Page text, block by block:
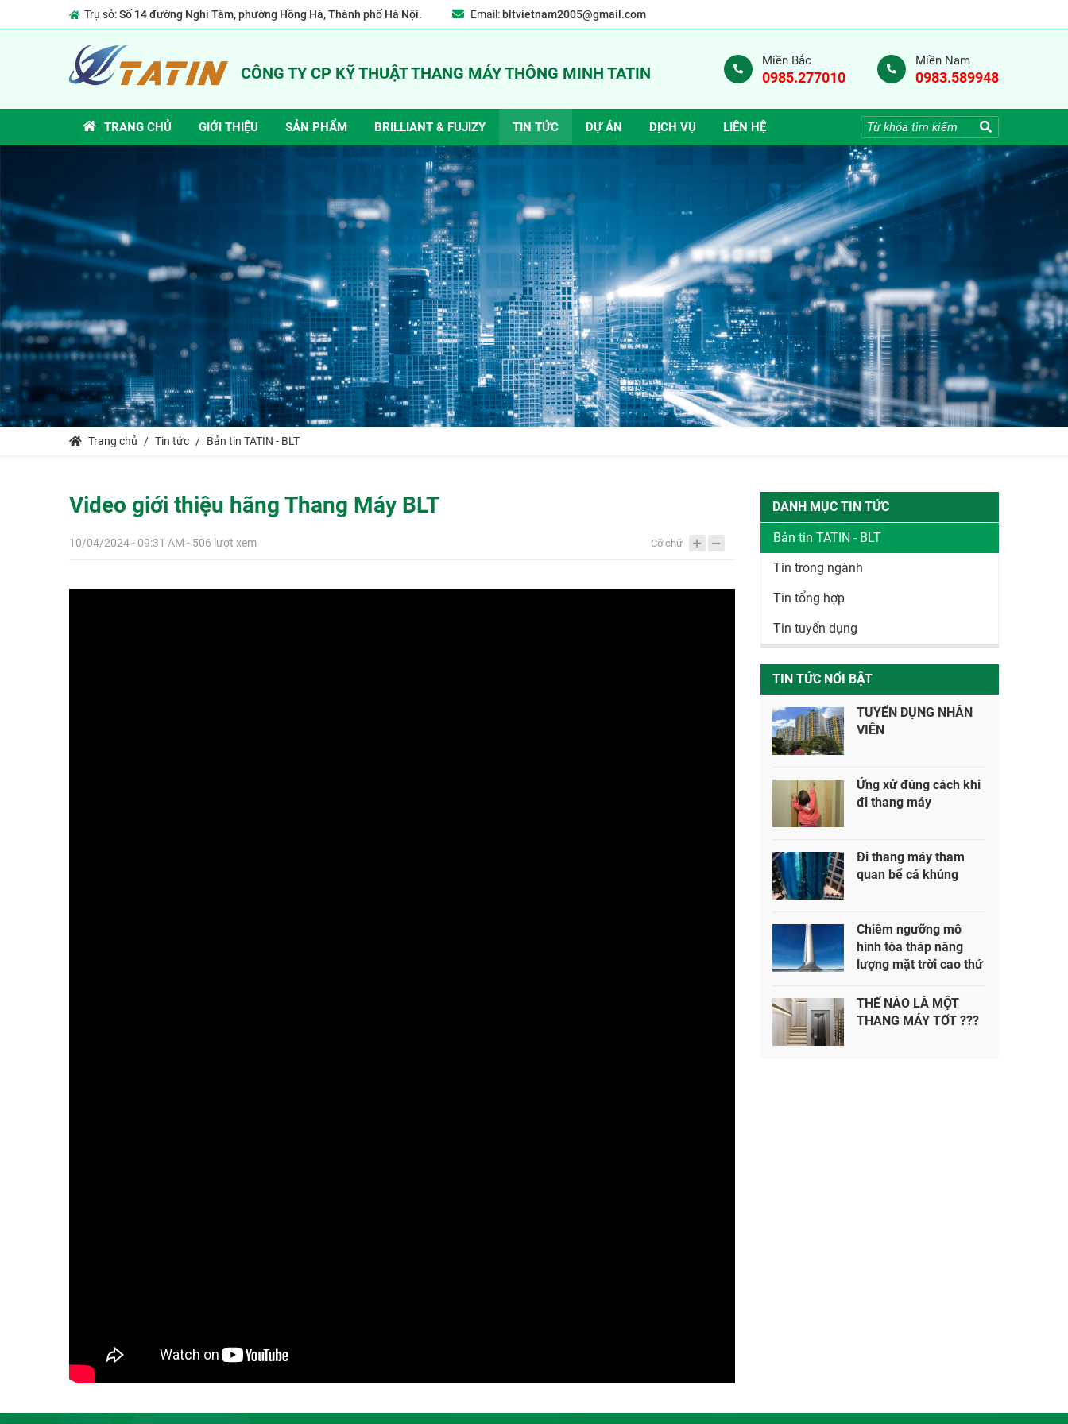
Trụ sở:Số 14 đường Nghi Tàm, phường Hồng Hà, Thành phố Hà Nội. Email: bltvietnam2005@gmail.com
CÔNG TY CP KỸ THUẬT THANG MÁY THÔNG MINH TATIN
Miền Bắc
0985.277010
Miền Nam
0983.589948
TRANG CHỦ GIỚI THIỆU SẢN PHẨM BRILLIANT & FUJIZY TIN TỨC DỰ ÁN DỊCH VỤ LIÊN HỆ
Trang chủ Tin tức Bản tin TATIN - BLT
Video giới thiệu hãng Thang Máy BLT
10/04/2024 - 09:31 AM - 506 lượt xem Cỡ chữ
DANH MỤC TIN TỨC
Bản tin TATIN - BLT
Tin trong ngành
Tin tổng hợp
Tin tuyển dụng
TIN TỨC NỔI BẬT
TUYỂN DỤNG NHÂN
VIÊN
Ứng xử đúng cách khi
đi thang máy
Đi thang máy tham
quan bể cá khủng
Chiêm ngưỡng mô
hình tòa tháp năng
lượng mặt trời cao thứ
THẾ NÀO LÀ MỘT
THANG MÁY TỐT ???